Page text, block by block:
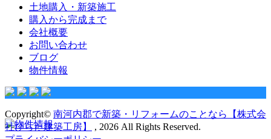
土地購入・新築施工
購入から完成まで
会社概要
お問い合わせ
ブログ
物件情報
Copyright© 南河内郡で新築・リフォームのことなら【株式会
社ひらた建築工房】
, 2026 All Rights Reserved.